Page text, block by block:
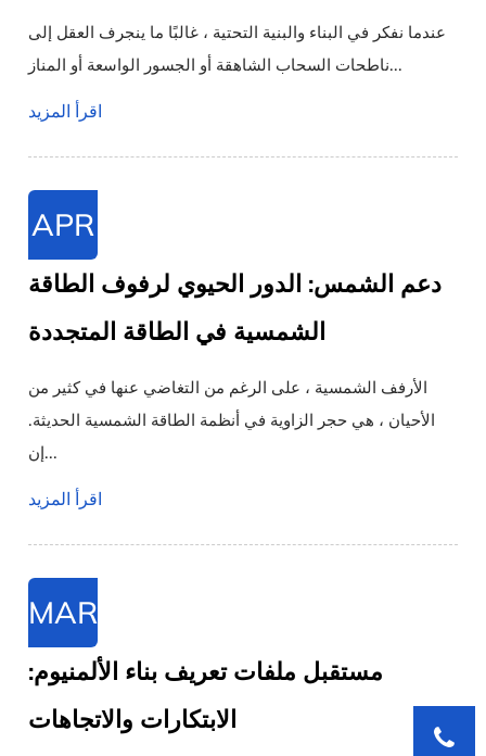
عندما نفكر في البناء والبنية التحتية ، غالبًا ما ينجرف العقل إلى
ناطحات السحاب الشاهقة أو الجسور الواسعة أو المناز...
اقرأ المزيد
APR
دعم الشمس: الدور الحيوي لرفوف الطاقة
الشمسية في الطاقة المتجددة
الأرفف الشمسية ، على الرغم من التغاضي عنها في كثير من
الأحيان ، هي حجر الزاوية في أنظمة الطاقة الشمسية الحديثة.
إن...
اقرأ المزيد
MAR
مستقبل ملفات تعريف بناء الألمنيوم:
الابتكارات والاتجاهات